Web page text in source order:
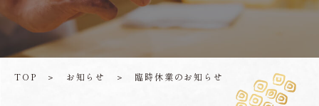
TOP ＞ お知らせ ＞ 臨時休業のお知らせ